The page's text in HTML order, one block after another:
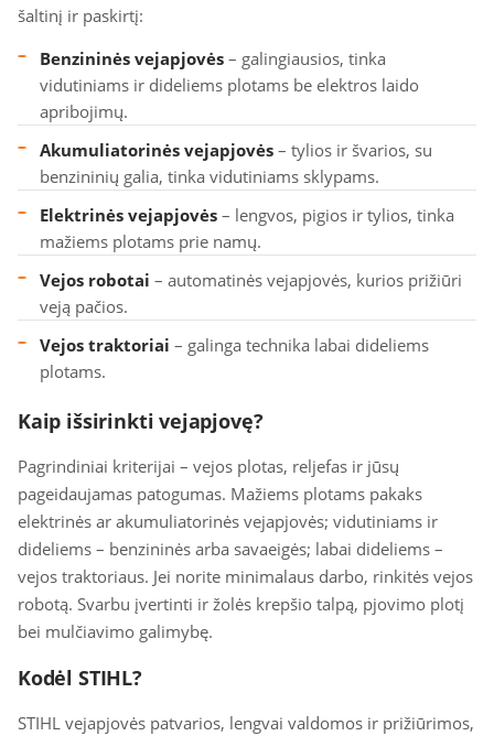
šaltinį ir paskirtį:
Benzininės vejapjovės – galingiausios, tinka
vidutiniams ir dideliems plotams be elektros laido
apribojimų.
Akumuliatorinės vejapjovės – tylios ir švarios, su
benzininių galia, tinka vidutiniams sklypams.
Elektrinės vejapjovės – lengvos, pigios ir tylios, tinka
mažiems plotams prie namų.
Vejos robotai – automatinės vejapjovės, kurios prižiūri
veją pačios.
Vejos traktoriai – galinga technika labai dideliems
plotams.
Kaip išsirinkti vejapjovę?
Pagrindiniai kriterijai – vejos plotas, reljefas ir jūsų
pageidaujamas patogumas. Mažiems plotams pakaks
elektrinės ar akumuliatorinės vejapjovės; vidutiniams ir
dideliems – benzininės arba savaeigės; labai dideliems –
vejos traktoriaus. Jei norite minimalaus darbo, rinkitės vejos
robotą. Svarbu įvertinti ir žolės krepšio talpą, pjovimo plotį
bei mulčiavimo galimybę.
Kodėl STIHL?
STIHL vejapjovės patvarios, lengvai valdomos ir prižiūrimos,